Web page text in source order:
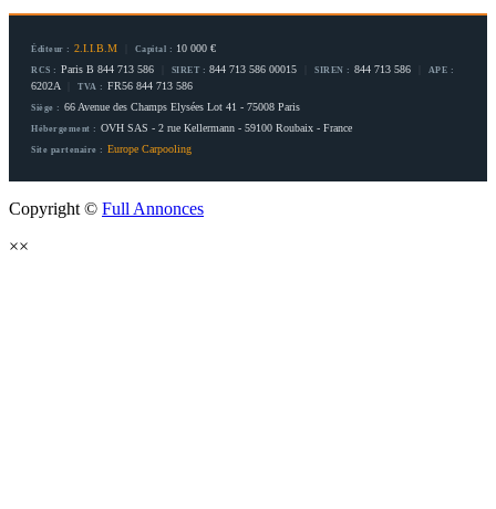
Éditeur : 2.I.I.B.M Capital : 10 000 €
RCS : Paris B 844 713 586 SIRET : 844 713 586 00015 SIREN : 844 713 586 APE :
6202A TVA : FR56 844 713 586
Siège : 66 Avenue des Champs Elysées Lot 41 - 75008 Paris
Hébergement : OVH SAS - 2 rue Kellermann - 59100 Roubaix - France
Site partenaire : Europe Carpooling
Copyright © Full Annonces
××